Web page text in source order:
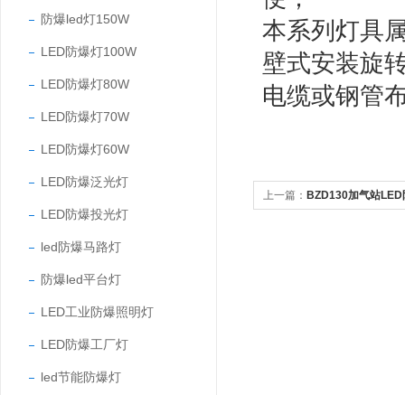
防爆led灯150W
LED防爆灯100W
LED防爆灯80W
LED防爆灯70W
LED防爆灯60W
LED防爆泛光灯
LED防爆投光灯
led防爆马路灯
防爆led平台灯
LED工业防爆照明灯
LED防爆工厂灯
led节能防爆灯
本系列灯具
壁式安装旋
电缆或钢管
上一篇： BZD130加气站